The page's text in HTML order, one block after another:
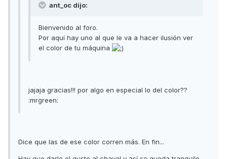
ant_oc dijo:
Bienvenido al foro.
Por aquí hay uno al que le va a hacer ilusión ver
el color de tu máquina
jajaja gracias!!! por algo en especial lo del color??
:mrgreen:
Dice que las de ese color corren más. En fin...